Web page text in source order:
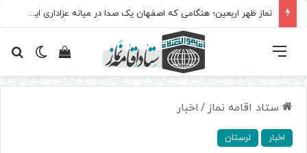
نماز ظهر اربعین؛ هنگامی که اصفهان یک صدا در میانه عزاداری ایستاد
تغییرمشاهده فهرست
ستاد اقامه نماز / اخبار
اخبار لرستان